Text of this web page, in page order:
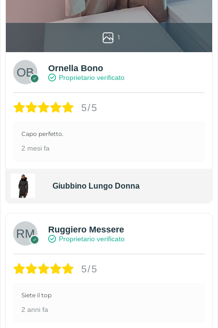
1
Ornella Bono
Proprietario verificato
5/5
Capo perfetto.
2 mesi fa
Giubbino Lungo Donna
Ruggiero Messere
Proprietario verificato
5/5
Siete il top
2 anni fa